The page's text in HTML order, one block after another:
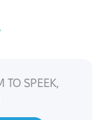
SPEEK,